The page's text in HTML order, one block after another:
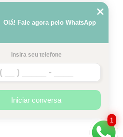
1
Olá! Fale agora pelo WhatsApp
Insira seu telefone
Iniciar conversa